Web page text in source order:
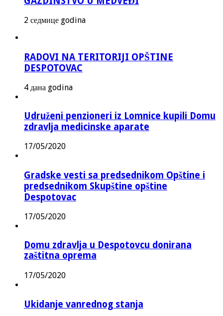
2 седмице godina
RADOVI NA TERITORIJI OPŠTINE
DESPOTOVAC
4 дана godina
Udruženi penzioneri iz Lomnice kupili Domu
zdravlja medicinske aparate
17/05/2020
Gradske vesti sa predsednikom Opštine i
predsednikom Skupštine opštine
Despotovac
17/05/2020
Domu zdravlja u Despotovcu donirana
zaštitna oprema
17/05/2020
Ukidanje vanrednog stanja